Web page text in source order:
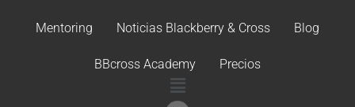
Mentoring Noticias Blackberry & Cross Blog
BBcross Academy Precios